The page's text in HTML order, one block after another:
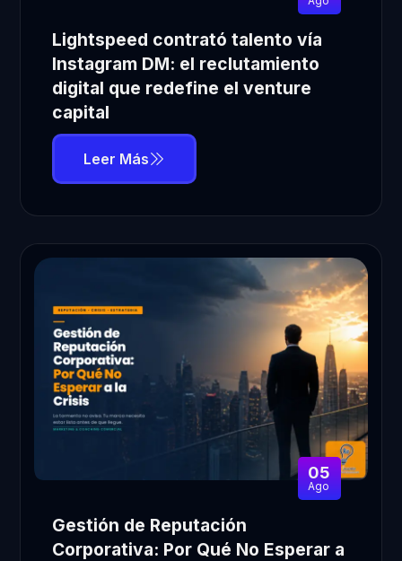
Lightspeed contrató talento vía
Instagram DM: el reclutamiento
digital que redefine el venture
capital
Leer Más
05
Ago
Gestión de Reputación
Corporativa: Por Qué No Esperar a